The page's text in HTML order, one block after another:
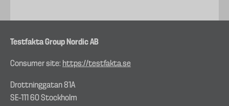
Testfakta Group Nordic AB
Consumer site: https://testfakta.se
Drottninggatan 81A
SE–111 60 Stockholm